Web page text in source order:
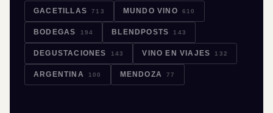
GACETILLAS 713 MUNDO VINO 610
BODEGAS 194 BLENDPOSTS 143
DEGUSTACIONES 143 VINO EN VIAJES 132
ARGENTINA 100 MENDOZA 77